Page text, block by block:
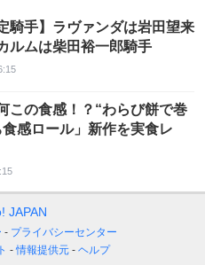
騎手】ラヴァンダは岩田望来
ルムは柴田裕一郎騎手
この食感！？“わらび餅で巻
感ロール」新作を実食レ
JAPAN
プライバシーセンター
情報提供元
ヘルプ